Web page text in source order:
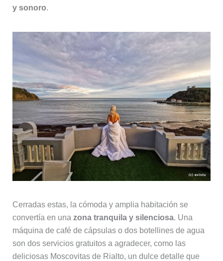
y sonoro.
Cerradas estas, la cómoda y amplia habitación se
convertía en una zona tranquila y silenciosa. Una
máquina de café de cápsulas o dos botellines de agua
son dos servicios gratuitos a agradecer, como las
deliciosas Moscovitas de Rialto, un dulce detalle que